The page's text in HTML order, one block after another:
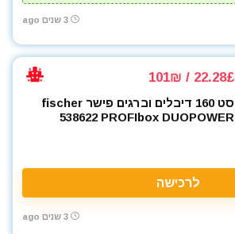
3 שנים ago
22.28£ / 101₪
סט 160 דיבלים וברגים פישר fischer
538622 PROFIbox DUOPOWER
לרכישה
3 שנים ago